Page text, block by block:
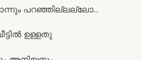
പറഞ്ഞില്ലല്ലോ..
ഉള്ളതു